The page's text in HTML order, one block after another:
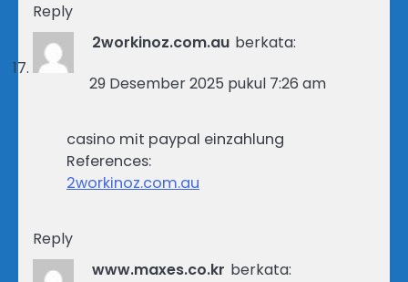
Reply
2workinoz.com.au berkata:
29 Desember 2025 pukul 7:26 am
casino mit paypal einzahlung
References:
2workinoz.com.au
Reply
www.maxes.co.kr berkata: